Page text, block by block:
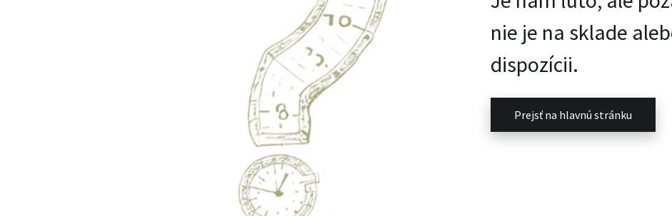
nie je na sklade
dispozícii.
Prejsť na hlavnú stránku